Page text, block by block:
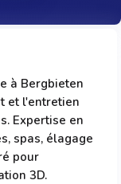
à Bergbieten
et l'entretien
Expertise en
spas, élagage
pour
3D.